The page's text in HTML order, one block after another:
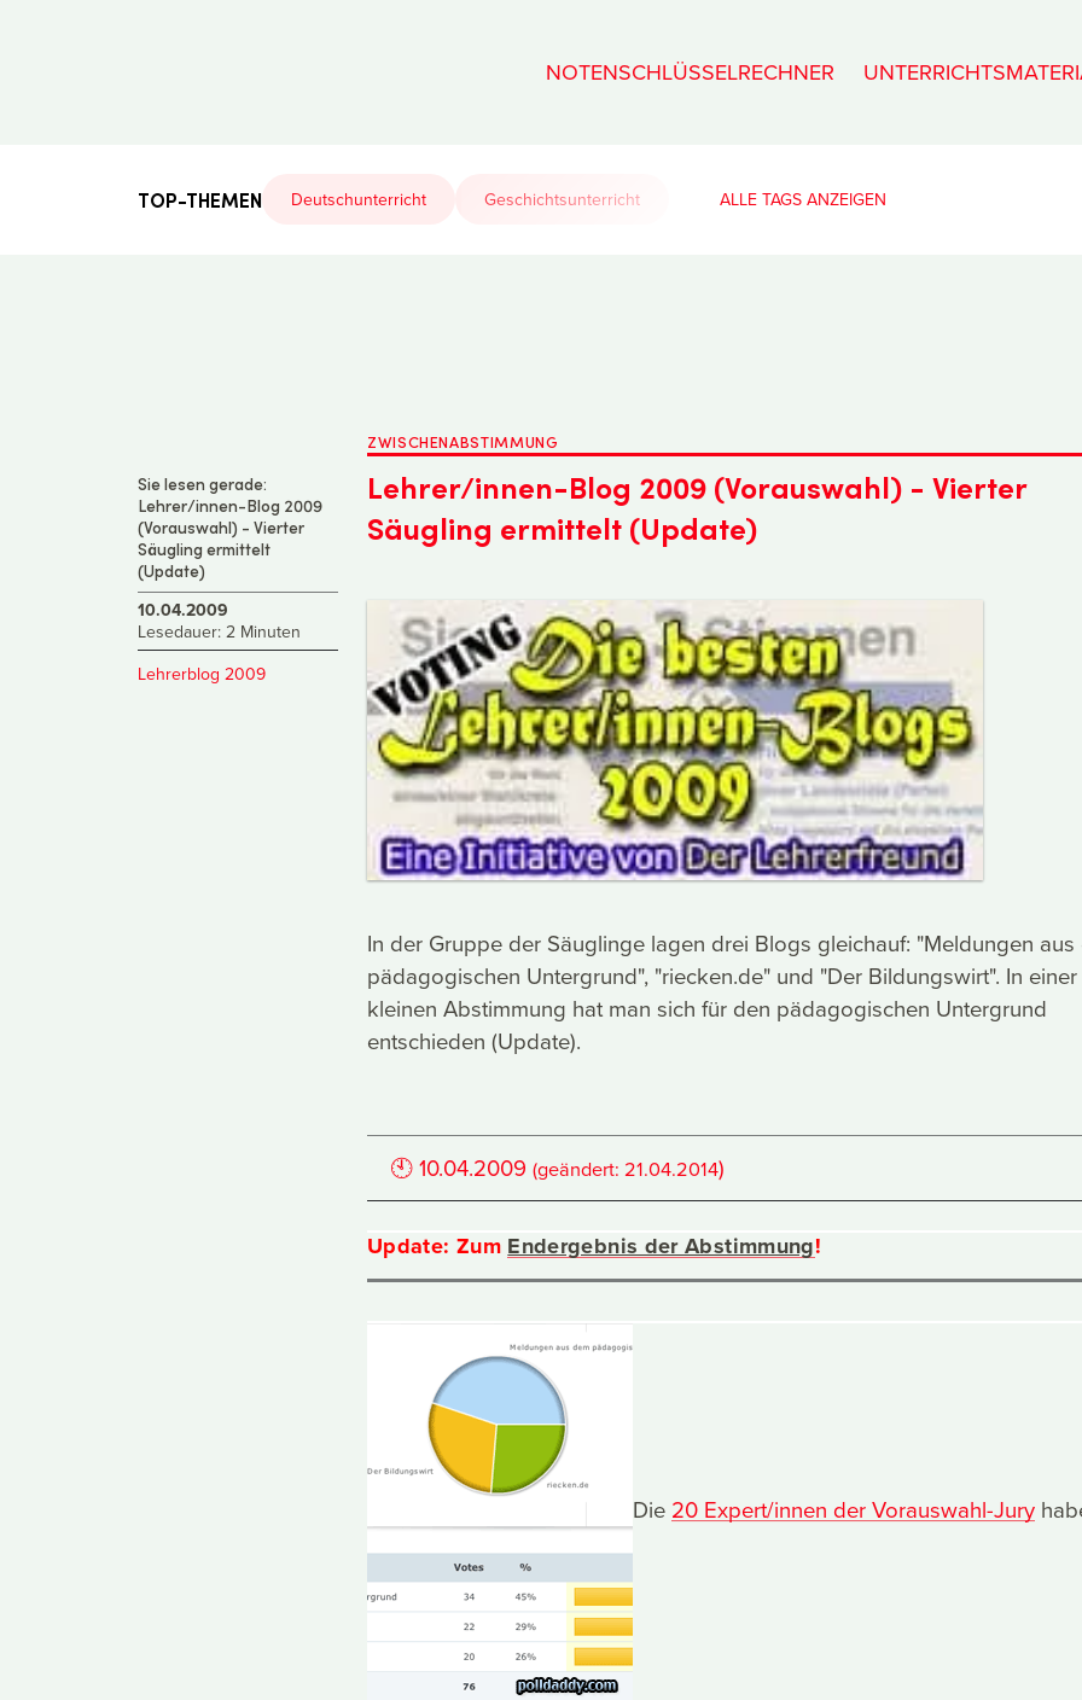
NOTENSCHLÜSSELRECHNER
TOP-THEMEN Deutschunterricht Geschichtsunterricht ALLE TAGS
Sie lesen gerade:
Lehrer/innen-Blog 2009
(Vorauswahl) - Vierter
Säugling ermittelt
(Update)
10.04.2009
Lesedauer: 2 Minuten
Lehrerblog 2009
ZWISCHENABSTIMMUNG
Lehrer/innen-Blog 2009 (Vorauswahl) - Vierter
Säugling ermittelt (Update)
In der Gruppe der Säuglinge lagen drei Blogs gleichauf: "Meldungen aus
pädagogischen Untergrund", "riecken.de" und "Der Bildungswirt". In einer
kleinen Abstimmung hat man sich für den pädagogischen Untergrund
entschieden (Update).
🕙10.04.2009 (geändert:21.04.2014)
Update: Zum Endergebnis der Abstimmung!
Die 20 Expert/innen der Vorauswahl-Jury